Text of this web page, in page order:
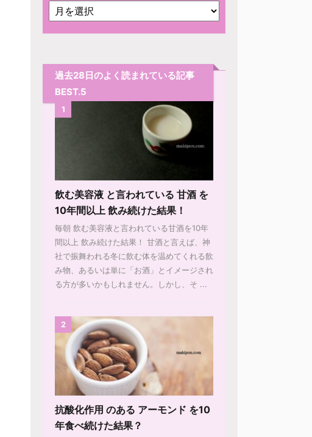
過去28日のよく読まれている記事
BEST.5
1
飲む美容液 と言われている 甘酒 を
10年間以上 飲み続けた結果！
毎朝 飲む美容液と言われている甘酒を10年
間以上 飲み続けた結果！ 甘酒と言えば、神
社で振舞われる冬に飲む体を温めてくれる飲
み物、あるいは単に「お酒」とイメージされ
る方が多いかもしれません。しかし、そ ...
2
抗酸化作用 のある アーモンド を10
年食べ続けた結果？